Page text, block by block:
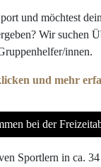
und möchtest
Wir suchen
innen.
und mehr
bei der
Sportlern in ca.